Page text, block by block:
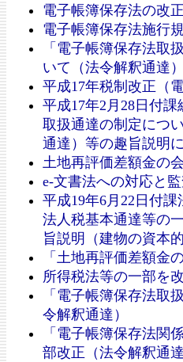
電子帳簿保存法の改正
電子帳簿保存法施行
「電子帳簿保存法取
いて（法令解釈通達）
平成17年税制改正（
平成17年2月28日付
取扱通達の制定につ
通達）等の趣旨説明
土地再評価差額金の
e-文書法への対応と
平成19年6月22日付
法人税基本通達等の
旨説明（建物の資本的
「土地再評価差額金
所得税法等の一部を
「電子帳簿保存法取
令解釈通達）
「電子帳簿保存法関
部改正（法令解釈通達